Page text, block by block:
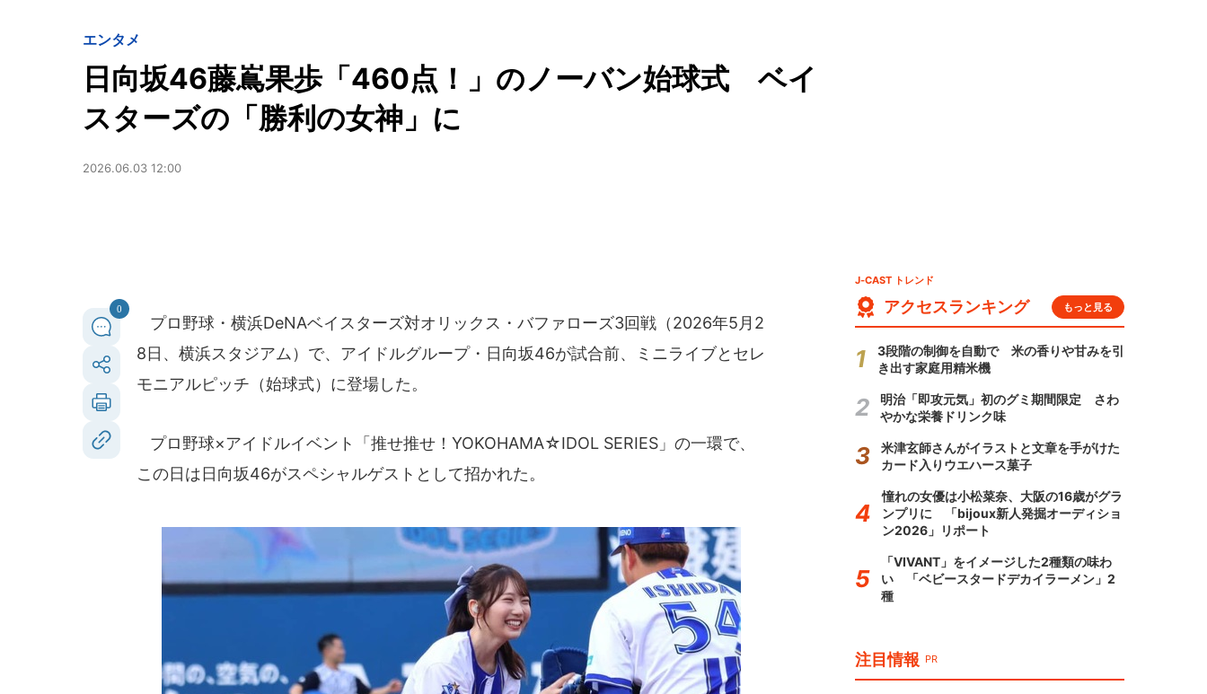
エンタメ
日向坂46藤嶌果歩「460点！」のノーバン始球式 ベイ
スターズの「勝利の女神」に
2026.06.03 12:00
0
プロ野球・横浜DeNAベイスターズ対オリックス・バファローズ3回戦（2026年5月2
8日、横浜スタジアム）で、アイドルグループ・日向坂46が試合前、ミニライブとセレ
モニアルピッチ（始球式）に登場した。
プロ野球×アイドルイベント「推せ推せ！YOKOHAMA☆IDOL SERIES」の一環で、
この日は日向坂46がスペシャルゲストとして招かれた。
J-CAST トレンド
アクセスランキング もっと見る
3段階の制御を自動で 米の香りや甘みを引
き出す家庭用精米機
明治「即攻元気」初のグミ期間限定 さわ
やかな栄養ドリンク味
米津玄師さんがイラストと文章を手がけた
カード入りウエハース菓子
憧れの女優は小松菜奈、大阪の16歳がグラ
ンプリに 「bijoux新人発掘オーディショ
ン2026」リポート
「VIVANT」をイメージした2種類の味わ
い 「ベビースタードデカイラーメン」2
種
注目情報 PR